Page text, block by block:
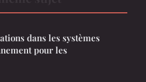
dans les systèmes
pour les